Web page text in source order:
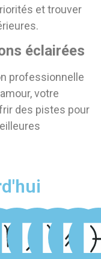
et trouver
éclairées
professionnelle
votre
des pistes pour